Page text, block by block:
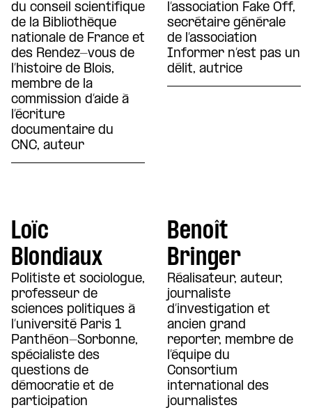
du conseil scientifique
de la Bibliothèque
nationale de France et
des Rendez-vous de
l’histoire de Blois,
membre de la
commission d’aide à
l’écriture
documentaire du
CNC, auteur
l’association Fake Off,
secrétaire générale
de l’association
Informer n’est pas un
délit, autrice
Loïc
Blondiaux
Politiste et sociologue,
professeur de
sciences politiques à
l’université Paris 1
Panthéon-Sorbonne,
spécialiste des
questions de
démocratie et de
participation
Benoît
Bringer
Réalisateur, auteur,
journaliste
d’investigation et
ancien grand
reporter, membre de
l’équipe du
Consortium
international des
journalistes